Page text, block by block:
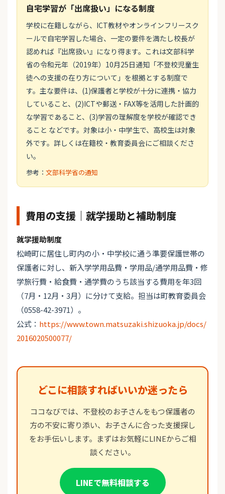
自宅学習が「出席扱い」になる制度
学校に在籍しながら、ICT教材やオンラインフリースク
ールで自宅学習した場合、一定の要件を満たし校長が
認めれば『出席扱い』になり得ます。これは文部科学
省の令和元年（2019年）10月25日通知「不登校児童生
徒への支援の在り方について」を根拠とする制度で
す。主な要件は、(1)保護者と学校が十分に連携・協力
していること、(2)ICTや郵送・FAX等を活用した計画的
な学習であること、(3)学習の理解度を学校が確認でき
ること などです。対象は小・中学生で、高校生は対象
外です。詳しくは在籍校・教育委員会にご相談くださ
い。
参考： 文部科学省の通知
費用の支援｜就学援助と補助制度
就学援助制度
松崎町に居住し町内の小・中学校に通う準要保護世帯の
保護者に対し、新入学学用品費・学用品/通学用品費・修
学旅行費・給食費・通学費のうち該当する費用を年3回
（7月・12月・3月）に分けて支給。担当は町教育委員会
（0558-42-3971）。
公式： https://www.town.matsuzaki.shizuoka.jp/docs/
2016020500077/
どこに相談すればいいか迷ったら
ココなびでは、不登校のお子さんをもつ保護者の
方の不安に寄り添い、お子さんに合った支援探し
をお手伝いします。まずはお気軽にLINEからご相
談ください。
LINEで無料相談する